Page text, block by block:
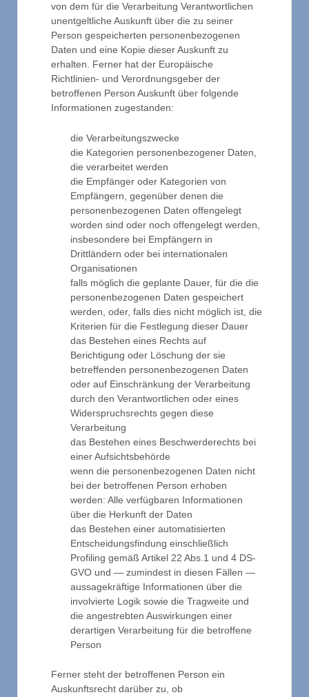
von dem für die Verarbeitung Verantwortlichen
unentgeltliche Auskunft über die zu seiner
Person gespeicherten personenbezogenen
Daten und eine Kopie dieser Auskunft zu
erhalten. Ferner hat der Europäische
Richtlinien- und Verordnungsgeber der
betroffenen Person Auskunft über folgende
Informationen zugestanden:
die Verarbeitungszwecke
die Kategorien personenbezogener Daten,
die verarbeitet werden
die Empfänger oder Kategorien von
Empfängern, gegenüber denen die
personenbezogenen Daten offengelegt
worden sind oder noch offengelegt werden,
insbesondere bei Empfängern in
Drittländern oder bei internationalen
Organisationen
falls möglich die geplante Dauer, für die die
personenbezogenen Daten gespeichert
werden, oder, falls dies nicht möglich ist, die
Kriterien für die Festlegung dieser Dauer
das Bestehen eines Rechts auf
Berichtigung oder Löschung der sie
betreffenden personenbezogenen Daten
oder auf Einschränkung der Verarbeitung
durch den Verantwortlichen oder eines
Widerspruchsrechts gegen diese
Verarbeitung
das Bestehen eines Beschwerderechts bei
einer Aufsichtsbehörde
wenn die personenbezogenen Daten nicht
bei der betroffenen Person erhoben
werden: Alle verfügbaren Informationen
über die Herkunft der Daten
das Bestehen einer automatisierten
Entscheidungsfindung einschließlich
Profiling gemäß Artikel 22 Abs.1 und 4 DS-
GVO und — zumindest in diesen Fällen —
aussagekräftige Informationen über die
involvierte Logik sowie die Tragweite und
die angestrebten Auswirkungen einer
derartigen Verarbeitung für die betroffene
Person
Ferner steht der betroffenen Person ein
Auskunftsrecht darüber zu, ob